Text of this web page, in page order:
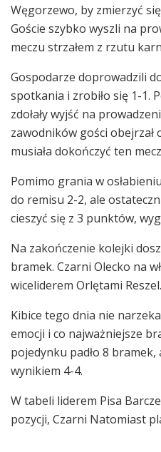
Węgorzewo, by zmierzyć
Goście szybko wyszli na
meczu strzałem z rzutu
Gospodarze doprowadzili
spotkania i zrobiło się 1-1.
zdołały wyjść na
zawodników gości
musiała dokończyć ten
Pomimo grania w
do remisu 2-2, ale
cieszyć się z 3 punktów,
Na zakończenie kolejki
bramek. Czarni Olecko na
wiceliderem Orlętami Reszel.
Kibice tego dnia nie
emocji i co najważniejsze
pojedynku padło 8
wynikiem 4-4.
W tabeli liderem Pisa
pozycji, Czarni Natomiast